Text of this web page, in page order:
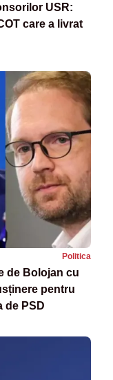
USR:
care a livrat
Politica
de Bolojan cu
pentru
de PSD